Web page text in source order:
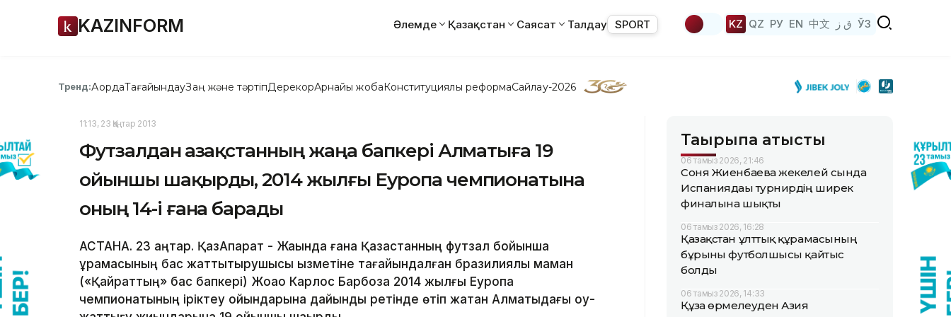
KAZINFORM Әлемде Қазақстан Саясат Талдау SPORT KZ QZ РУ EN 中文 ق ز ЎЗ
Тренд:АқордаТағайындауЗаң және тәртіпДерекқорАрнайы жобаКонституциялық реформаСайлау-2026
11:13, 23 Қаңтар 2013
Футзалдан Қазақстанның жаңа бапкері Алматыға 19
ойыншы шақырды, 2014 жылғы Еуропа чемпионатына
оның 14-і ғана барады
АСТАНА. 23 қаңтар. ҚазАқпарат - Жақында ғана Қазақстанның футзал бойынша
құрамасының бас жаттықтырушысы қызметіне тағайындалған бразилиялық маман
(«Қайраттың» бас бапкері) Жоао Карлос Барбоза 2014 жылғы Еуропа
чемпионатының іріктеу ойындарына дайындық ретінде өтіп жатқан Алматыдағы оқу-
Тақырыпқа қатысты
06 тамыз 2026, 21:46
Соня Жиенбаева жекелей сында
Испаниядағы турнирдің ширек
финалына шықты
06 тамыз 2026, 16:28
Қазақстан ұлттық құрамасының
бұрынғы футболшысы қайтыс
болды
06 тамыз 2026, 14:33
Құзға өрмелеуден Азия